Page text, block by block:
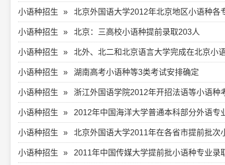
小语种招生 北京外国语大学2012年北京地区小语种各
小语种招生 北京：三高校小语种提前录取203人
小语种招生 北外、北二和北京语言大学完成在北京小
小语种招生 湖南高考小语种等3类考试安排确定
小语种招生 浙江外国语学院2012年开招法语等小语种
小语种招生 2012年中国海洋大学普通本科部分外语
小语种招生 北京外国语大学2011年在各省市提前批次
小语种招生 2011年中国传媒大学提前批小语种专业录